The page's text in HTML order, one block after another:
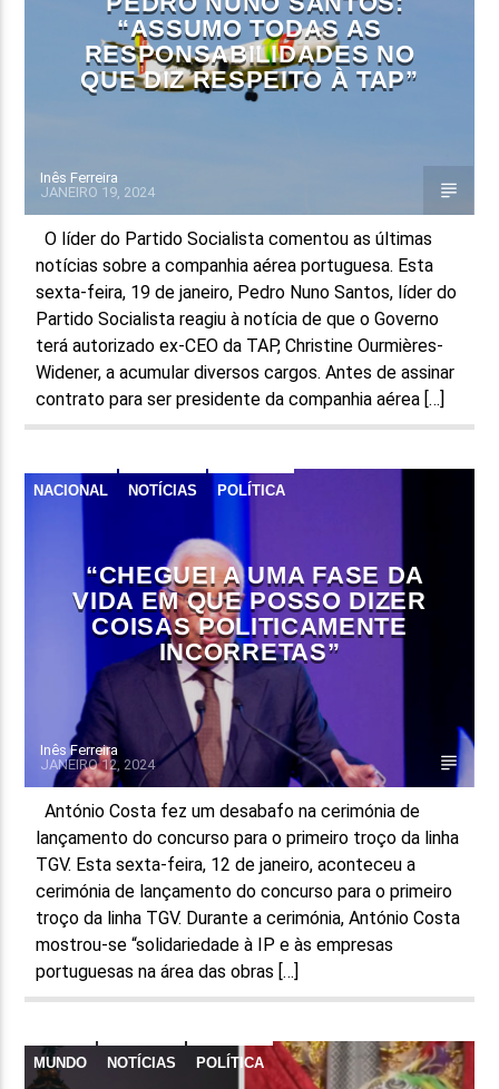
“ASSUMO TODAS AS
RESPONSABILIDADES NO
QUE DIZ RESPEITO À TAP”
Inês Ferreira
JANEIRO 19, 2024
O líder do Partido Socialista comentou as últimas
notícias sobre a companhia aérea portuguesa. Esta
sexta-feira, 19 de janeiro, Pedro Nuno Santos, líder do
Partido Socialista reagiu à notícia de que o Governo
terá autorizado ex-CEO da TAP, Christine Ourmières-
Widener, a acumular diversos cargos. Antes de assinar
contrato para ser presidente da companhia aérea […]
NACIONAL NOTÍCIAS POLÍTICA
“CHEGUEI A UMA FASE DA
VIDA EM QUE POSSO DIZER
COISAS POLITICAMENTE
INCORRETAS”
Inês Ferreira
JANEIRO 12, 2024
António Costa fez um desabafo na cerimónia de
lançamento do concurso para o primeiro troço da linha
TGV. Esta sexta-feira, 12 de janeiro, aconteceu a
cerimónia de lançamento do concurso para o primeiro
troço da linha TGV. Durante a cerimónia, António Costa
mostrou-se “solidariedade à IP e às empresas
portuguesas na área das obras […]
MUNDO NOTÍCIAS POLÍTICA